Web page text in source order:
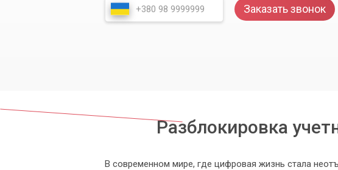
Заказать звонок
Разблокировка
В современном мире, где цифровая жизнь стала